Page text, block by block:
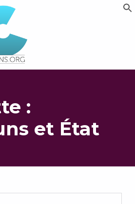
PLATEFORME MULTIMÉDIA OUVERTE ET COLLABORATIVE SUR LES COMMUNS
:
et État